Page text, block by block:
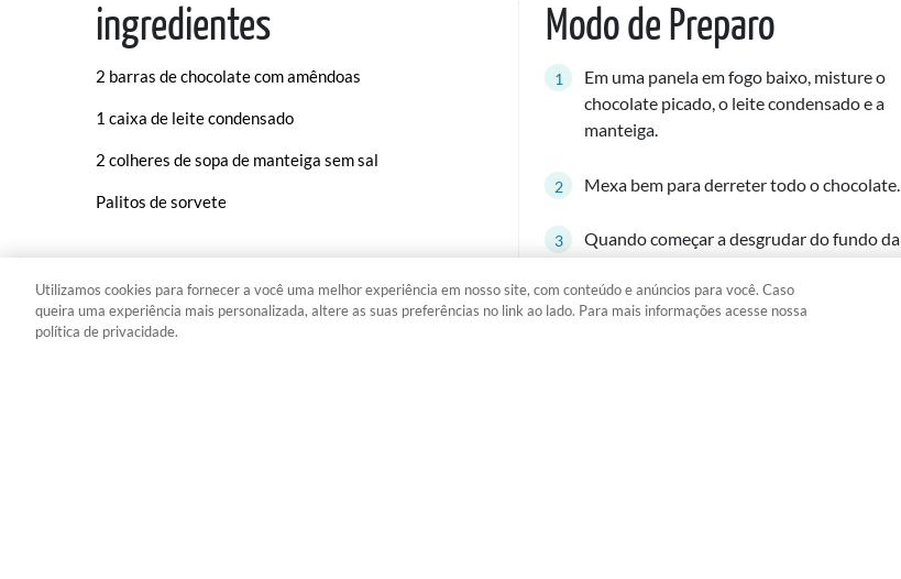
ingredientes
2 barras de chocolate com amêndoas
1 caixa de leite condensado
2 colheres de sopa de manteiga sem sal
Palitos de sorvete
Modo de Preparo
Em uma panela em fogo baixo, misture o
chocolate picado, o leite condensado e a
manteiga.
Mexa bem para derreter todo o chocolate.
Quando começar a desgrudar do fundo da
Forre uma forma com filme plástico e
Utilizamos cookies para fornecer a você uma melhor experiência em nosso site, com conteúdo e anúncios para você. Caso
queira uma experiência mais personalizada, altere as suas preferências no link ao lado. Para mais informações acesse nossa
política de privacidade.